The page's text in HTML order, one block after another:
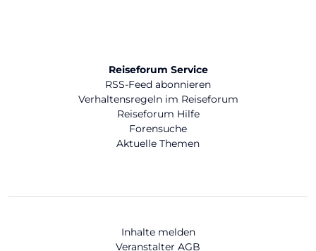
Reiseforum Service
RSS-Feed abonnieren
Verhaltensregeln im Reiseforum
Reiseforum Hilfe
Forensuche
Aktuelle Themen
Inhalte melden
Veranstalter AGB